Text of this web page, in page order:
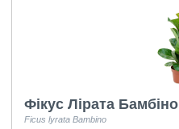
Фікус Лірата Бамбіно
Ficus lyrata Bambino